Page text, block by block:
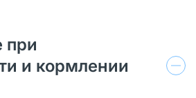
при
и кормлении